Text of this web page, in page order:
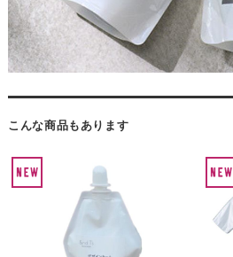
こんな商品もあります